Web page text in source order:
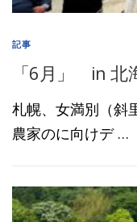
記事
「6月」 in 北
札幌、女満別（斜
農家のに向けデ …